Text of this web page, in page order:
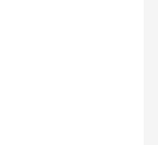
ワルだよね！
う。